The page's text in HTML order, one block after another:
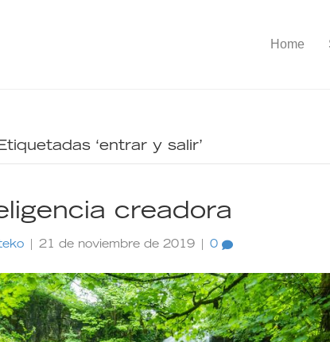
Home
‘entrar y salir’
creadora
21 de noviembre de 2019 0